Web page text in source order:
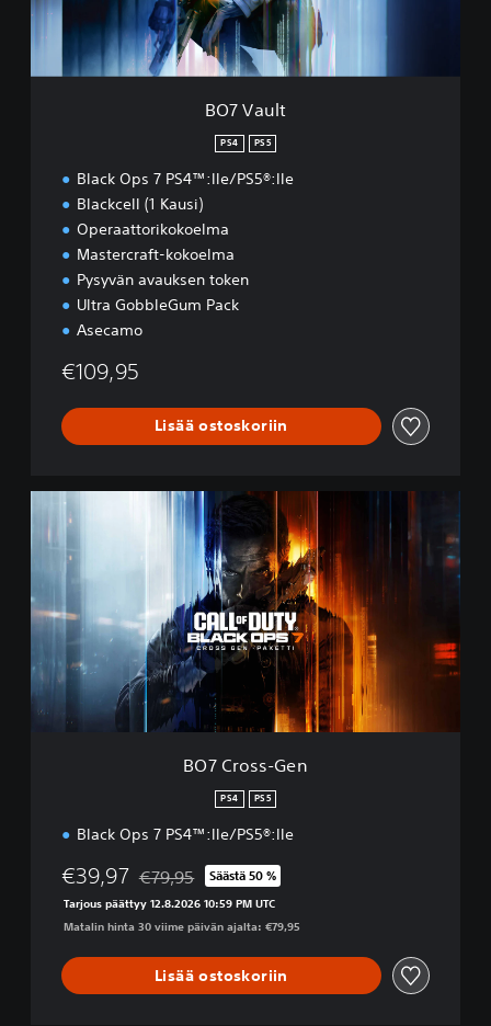
BO7 Vault
PS4 PS5
Black Ops 7 PS4™:lle/PS5®:lle
Blackcell (1 Kausi)
Operaattorikokoelma
Mastercraft-kokoelma
Pysyvän avauksen token
Ultra GobbleGum Pack
Asecamo
€109,95
Lisää ostoskoriin
o
s
-
G
BO7 Cross-Gen
PS4 PS5
Black Ops 7 PS4™:lle/PS5®:lle
€39,97 Alennettu alkuperäisestä hinnasta €79,95
€79,95 Säästä 50 %
Tarjous päättyy 12.8.2026 10:59 PM UTC
Matalin hinta 30 viime päivän ajalta: €79,95
Lisää ostoskoriin